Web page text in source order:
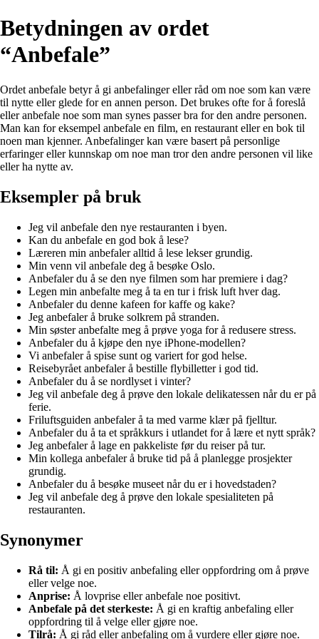
Betydningen av ordet
“Anbefale”
Ordet anbefale betyr å gi anbefalinger eller råd om noe som kan være
til nytte eller glede for en annen person. Det brukes ofte for å foreslå
eller anbefale noe som man synes passer bra for den andre personen.
Man kan for eksempel anbefale en film, en restaurant eller en bok til
noen man kjenner. Anbefalinger kan være basert på personlige
erfaringer eller kunnskap om noe man tror den andre personen vil like
eller ha nytte av.
Eksempler på bruk
Jeg vil anbefale den nye restauranten i byen.
Kan du anbefale en god bok å lese?
Læreren min anbefaler alltid å lese lekser grundig.
Min venn vil anbefale deg å besøke Oslo.
Anbefaler du å se den nye filmen som har premiere i dag?
Legen min anbefalte meg å ta en tur i frisk luft hver dag.
Anbefaler du denne kafeen for kaffe og kake?
Jeg anbefaler å bruke solkrem på stranden.
Min søster anbefalte meg å prøve yoga for å redusere stress.
Anbefaler du å kjøpe den nye iPhone-modellen?
Vi anbefaler å spise sunt og variert for god helse.
Reisebyrået anbefaler å bestille flybilletter i god tid.
Anbefaler du å se nordlyset i vinter?
Jeg vil anbefale deg å prøve den lokale delikatessen når du er på
ferie.
Friluftsguiden anbefaler å ta med varme klær på fjelltur.
Anbefaler du å ta et språkkurs i utlandet for å lære et nytt språk?
Jeg anbefaler å lage en pakkeliste før du reiser på tur.
Min kollega anbefaler å bruke tid på å planlegge prosjekter
grundig.
Anbefaler du å besøke museet når du er i hovedstaden?
Jeg vil anbefale deg å prøve den lokale spesialiteten på
restauranten.
Synonymer
Rå til: Å gi en positiv anbefaling eller oppfordring om å prøve
eller velge noe.
Anprise: Å lovprise eller anbefale noe positivt.
Anbefale på det sterkeste: Å gi en kraftig anbefaling eller
oppfordring til å velge eller gjøre noe.
Tilrå: Å gi råd eller anbefaling om å vurdere eller gjøre noe.